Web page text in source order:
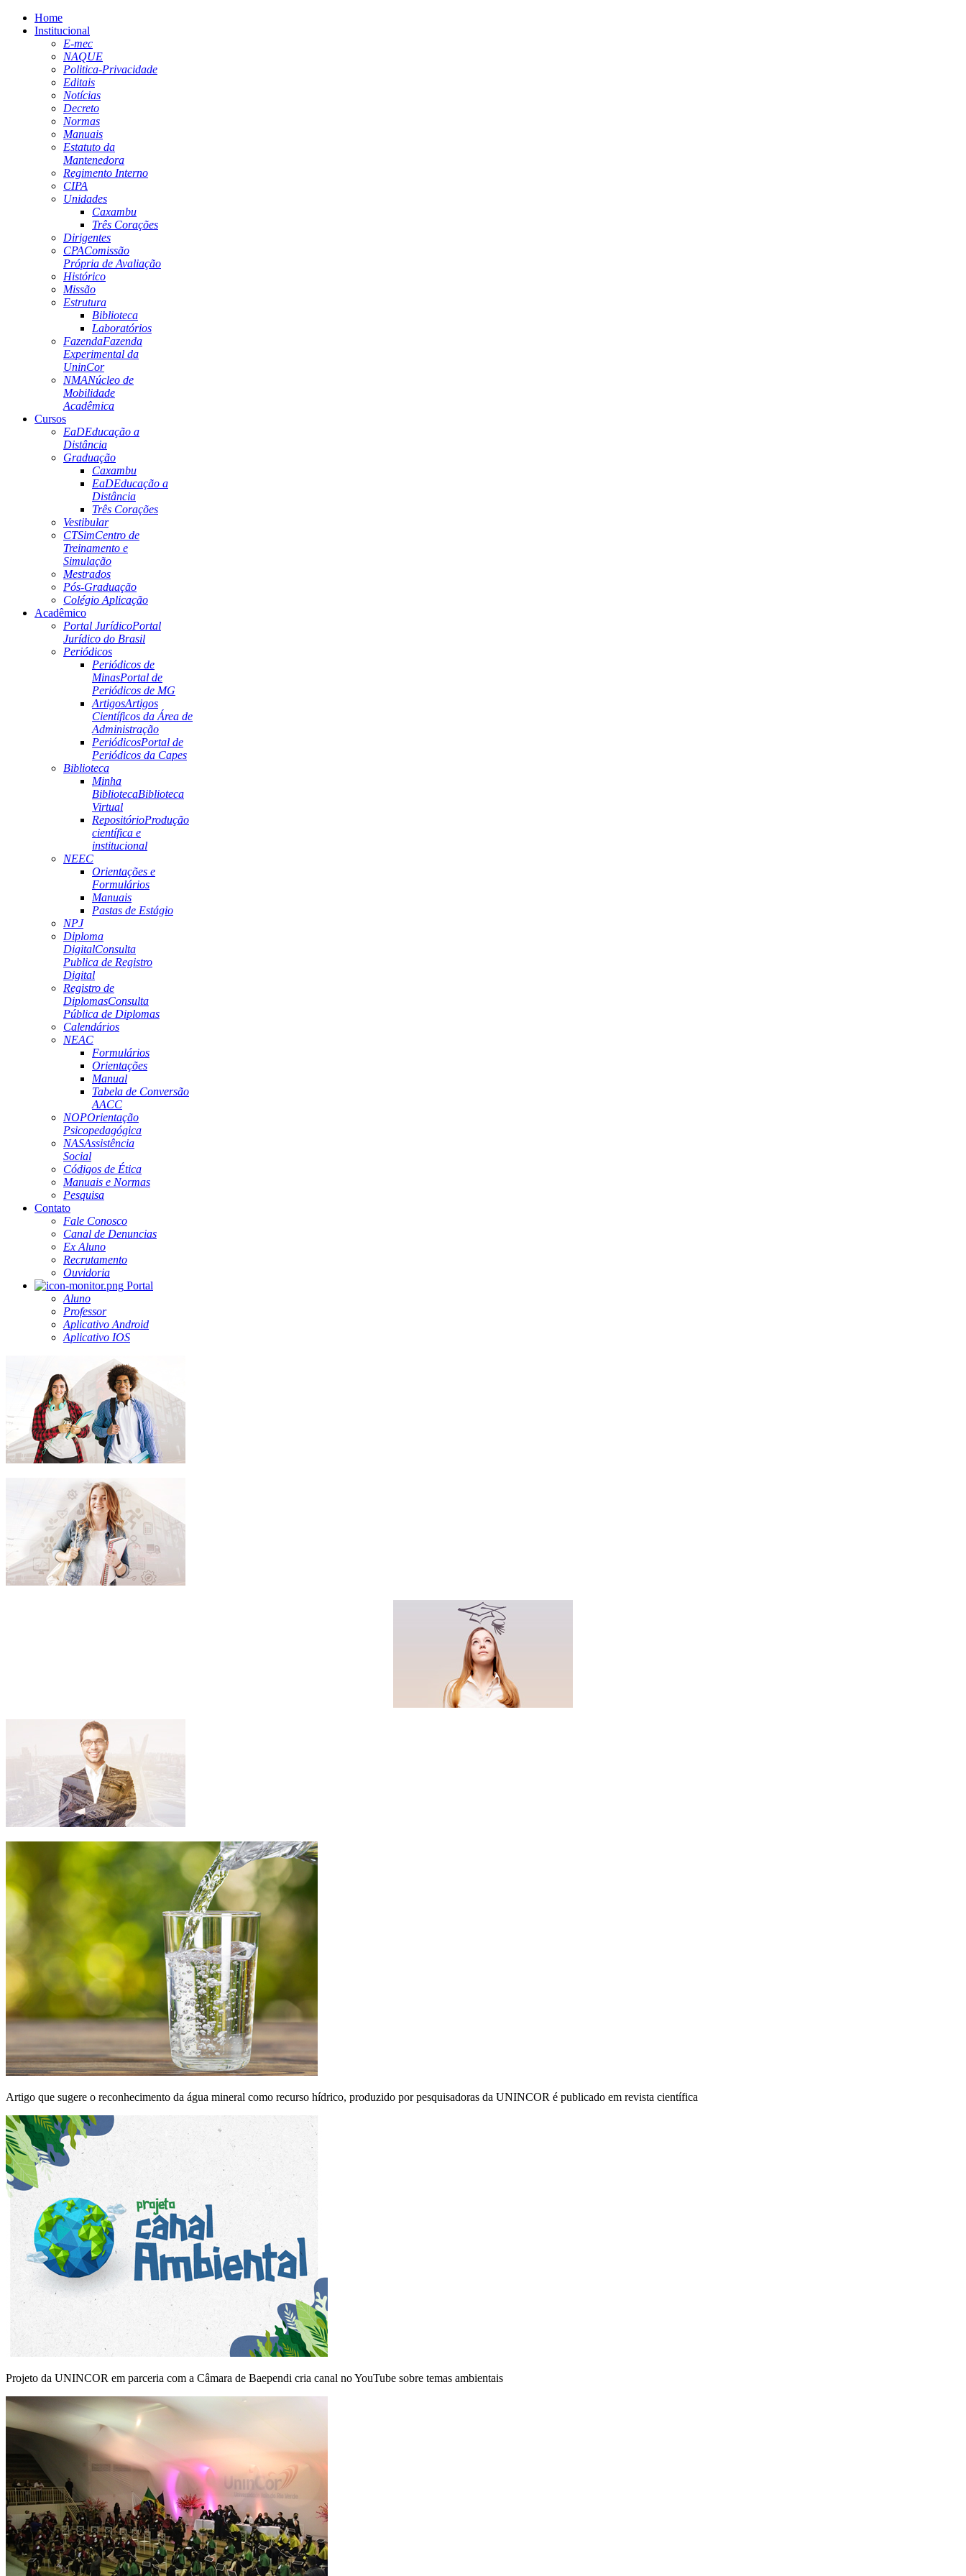
Home
Institucional
E-mec
NAQUE
Politica-Privacidade
Editais
Notícias
Decreto
Normas
Manuais
Estatuto da
Mantenedora
Regimento Interno
CIPA
Unidades
Caxambu
Três Corações
Dirigentes
CPAComissão
Própria de Avaliação
Histórico
Missão
Estrutura
Biblioteca
Laboratórios
FazendaFazenda
Experimental da
UninCor
NMANúcleo de
Mobilidade
Acadêmica
Cursos
EaDEducação a
Distância
Graduação
Caxambu
EaDEducação a
Distância
Três Corações
Vestibular
CTSimCentro de
Treinamento e
Simulação
Mestrados
Pós-Graduação
Colégio Aplicação
Acadêmico
Portal JurídicoPortal
Jurídico do Brasil
Periódicos
Periódicos de
MinasPortal de
Periódicos de MG
ArtigosArtigos
Científicos da Área de
Administração
PeriódicosPortal de
Periódicos da Capes
Biblioteca
Minha
BibliotecaBiblioteca
Virtual
RepositórioProdução
científica e
institucional
NEEC
Orientações e
Formulários
Manuais
Pastas de Estágio
NPJ
Diploma
DigitalConsulta
Publica de Registro
Digital
Registro de
DiplomasConsulta
Pública de Diplomas
Calendários
NEAC
Formulários
Orientações
Manual
Tabela de Conversão
AACC
NOPOrientação
Psicopedagógica
NASAssistência
Social
Códigos de Ética
Manuais e Normas
Pesquisa
Contato
Fale Conosco
Canal de Denuncias
Ex Aluno
Recrutamento
Ouvidoria
Portal
Aluno
Professor
Aplicativo Android
Aplicativo IOS
Artigo que sugere o reconhecimento da água mineral como recurso hídrico, produzido por pesquisadoras da UNINCOR é publicado em revista científica
Projeto da UNINCOR em parceria com a Câmara de Baependi cria canal no YouTube sobre temas ambientais